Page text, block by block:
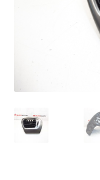
Politique de
Procédure de